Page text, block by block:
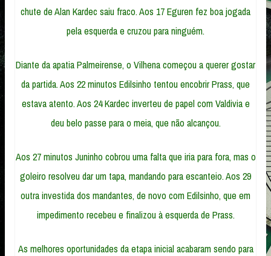
chute de Alan Kardec saiu fraco. Aos 17 Eguren fez boa jogada
pela esquerda e cruzou para ninguém.
Diante da apatia Palmeirense, o Vilhena começou a querer gostar
da partida. Aos 22 minutos Edilsinho tentou encobrir Prass, que
estava atento. Aos 24 Kardec inverteu de papel com Valdivia e
deu belo passe para o meia, que não alcançou.
Aos 27 minutos Juninho cobrou uma falta que iria para fora, mas o
goleiro resolveu dar um tapa, mandando para escanteio. Aos 29
outra investida dos mandantes, de novo com Edilsinho, que em
impedimento recebeu e finalizou à esquerda de Prass.
As melhores oportunidades da etapa inicial acabaram sendo para